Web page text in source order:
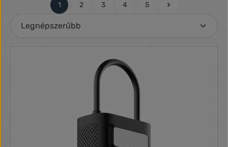
Oldal
1
Oldal
2
Oldal
3
Oldal
4
Oldal
5